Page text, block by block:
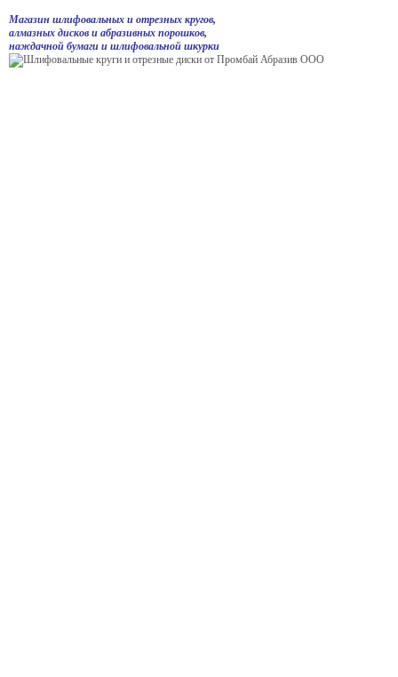
Магазин шлифовальных и отрезных кругов,
алмазных дисков и абразивных порошков,
наждачной бумаги и шлифовальной шкурки